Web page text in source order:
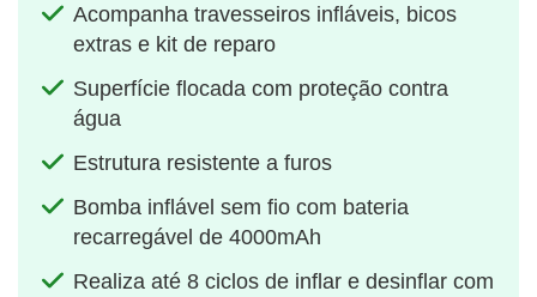
Acompanha travesseiros infláveis, bicos
extras e kit de reparo
Superfície flocada com proteção contra
água
Estrutura resistente a furos
Bomba inflável sem fio com bateria
recarregável de 4000mAh
Realiza até 8 ciclos de inflar e desinflar com